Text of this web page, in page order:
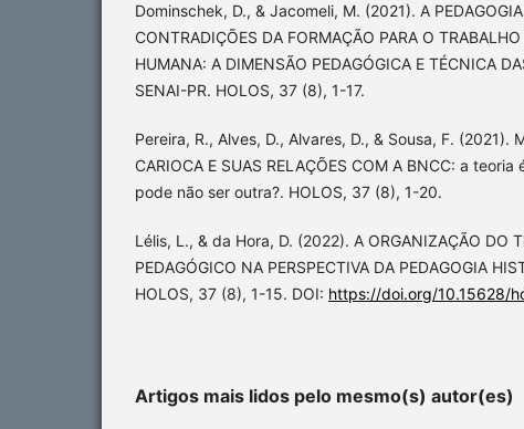
Dominschek, D., & Jacomeli, M. (2021). A
CONTRADIÇÕES DA FORMAÇÃO PARA O
HUMANA: A DIMENSÃO PEDAGÓGICA E TÉCNICA
SENAI-PR. HOLOS, 37 (8), 1-17.
Pereira, R., Alves, D., Alvares, D., & Sousa, F. (2021).
CARIOCA E SUAS RELAÇÕES COM A BNCC: a
pode não ser outra?. HOLOS, 37 (8), 1-20.
Lélis, L., & da Hora, D. (2022). A ORGANIZAÇÃO DO
PEDAGÓGICO NA PERSPECTIVA DA PEDAGOGIA
HOLOS, 37 (8), 1-15. DOI: https://doi.org/10.15628/
Artigos mais lidos pelo mesmo(s) autor(es)